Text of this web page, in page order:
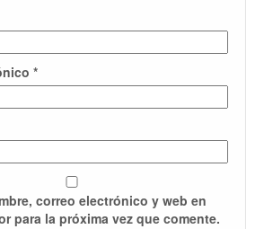
*
correo electrónico y web en
para la próxima vez que comente.